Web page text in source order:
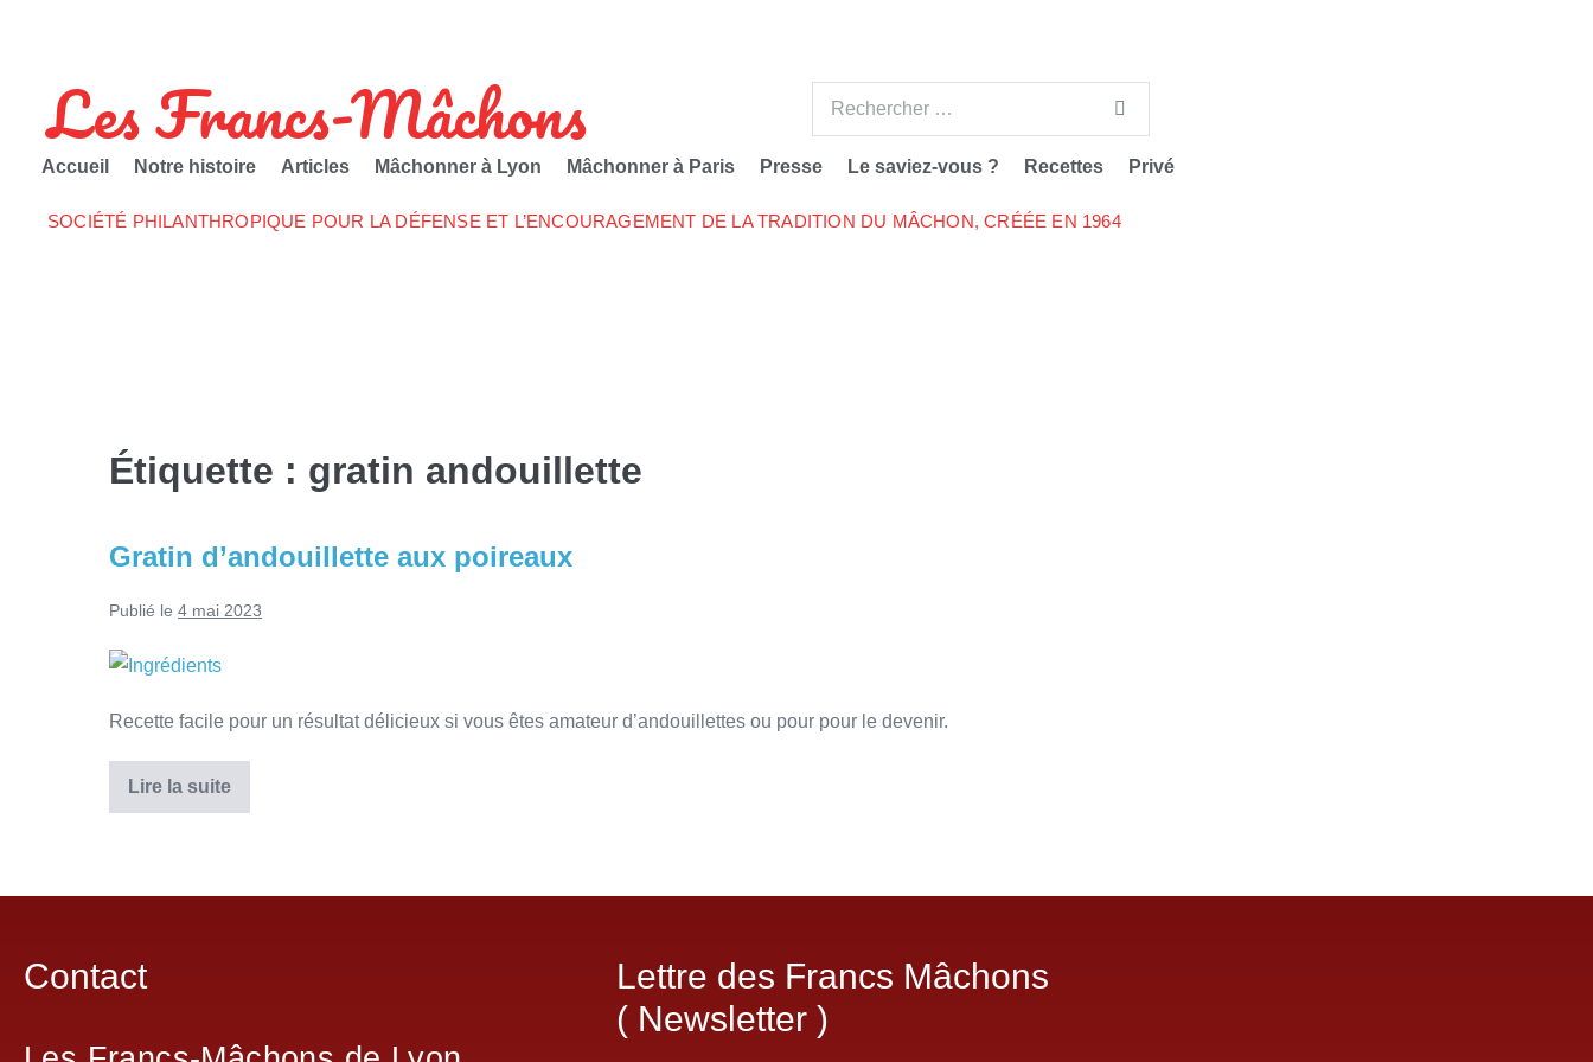
Les Francs-Mâchons
Accueil Notre histoire Articles Mâchonner à Lyon Mâchonner à Paris Presse Le saviez-vous ? Recettes Privé
SOCIÉTÉ PHILANTHROPIQUE POUR LA DÉFENSE ET L’ENCOURAGEMENT DE LA TRADITION DU MÂCHON, CRÉÉE EN 1964
Étiquette : gratin andouillette
Gratin d’andouillette aux poireaux
Publié le 4 mai 2023
Recette facile pour un résultat délicieux si vous êtes amateur d’andouillettes ou pour pour le devenir.
Lire la suite
Contact
Lettre des Francs Mâchons
( Newsletter )